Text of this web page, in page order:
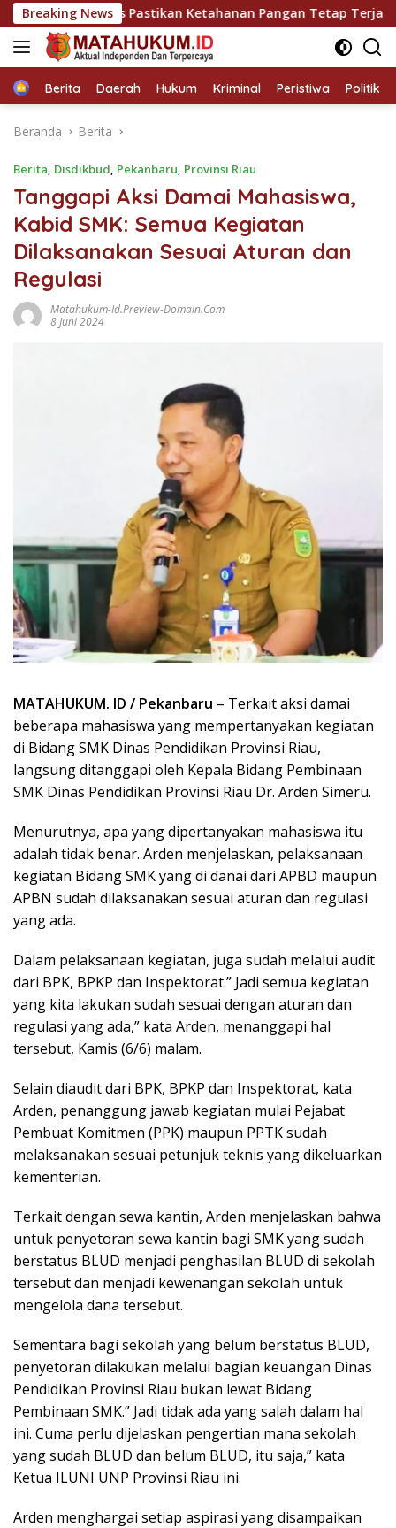
Langsung
ke
konten
Breaking News
Kandis Pastikan Ketahanan Pangan Tetap Terjaga
HomeBerita Daerah Hukum Kriminal Peristiwa Politik
Beranda Berita
Berita, Disdikbud, Pekanbaru, Provinsi Riau
Tanggapi Aksi Damai Mahasiswa,
Kabid SMK: Semua Kegiatan
Dilaksanakan Sesuai Aturan dan
Regulasi
Matahukum-Id.preview-Domain.com
8 Juni 2024
MATAHUKUM. ID / Pekanbaru – Terkait aksi damai
beberapa mahasiswa yang mempertanyakan kegiatan
di Bidang SMK Dinas Pendidikan Provinsi Riau,
langsung ditanggapi oleh Kepala Bidang Pembinaan
SMK Dinas Pendidikan Provinsi Riau Dr. Arden Simeru.
Menurutnya, apa yang dipertanyakan mahasiswa itu
adalah tidak benar. Arden menjelaskan, pelaksanaan
kegiatan Bidang SMK yang di danai dari APBD maupun
APBN sudah dilaksanakan sesuai aturan dan regulasi
yang ada.
Dalam pelaksanaan kegiatan, juga sudah melalui audit
dari BPK, BPKP dan Inspektorat.” Jadi semua kegiatan
yang kita lakukan sudah sesuai dengan aturan dan
regulasi yang ada,” kata Arden, menanggapi hal
tersebut, Kamis (6/6) malam.
Selain diaudit dari BPK, BPKP dan Inspektorat, kata
Arden, penanggung jawab kegiatan mulai Pejabat
Pembuat Komitmen (PPK) maupun PPTK sudah
melaksanakan sesuai petunjuk teknis yang dikeluarkan
kementerian.
Terkait dengan sewa kantin, Arden menjelaskan bahwa
untuk penyetoran sewa kantin bagi SMK yang sudah
berstatus BLUD menjadi penghasilan BLUD di sekolah
tersebut dan menjadi kewenangan sekolah untuk
mengelola dana tersebut.
Sementara bagi sekolah yang belum berstatus BLUD,
penyetoran dilakukan melalui bagian keuangan Dinas
Pendidikan Provinsi Riau bukan lewat Bidang
Pembinaan SMK.” Jadi tidak ada yang salah dalam hal
ini. Cuma perlu dijelaskan pengertian mana sekolah
yang sudah BLUD dan belum BLUD, itu saja,” kata
Ketua ILUNI UNP Provinsi Riau ini.
Arden menghargai setiap aspirasi yang disampaikan